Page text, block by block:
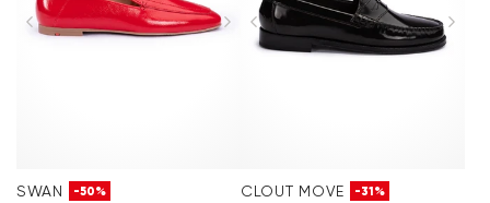
SWAN -50% CLOUT MOVE -31%